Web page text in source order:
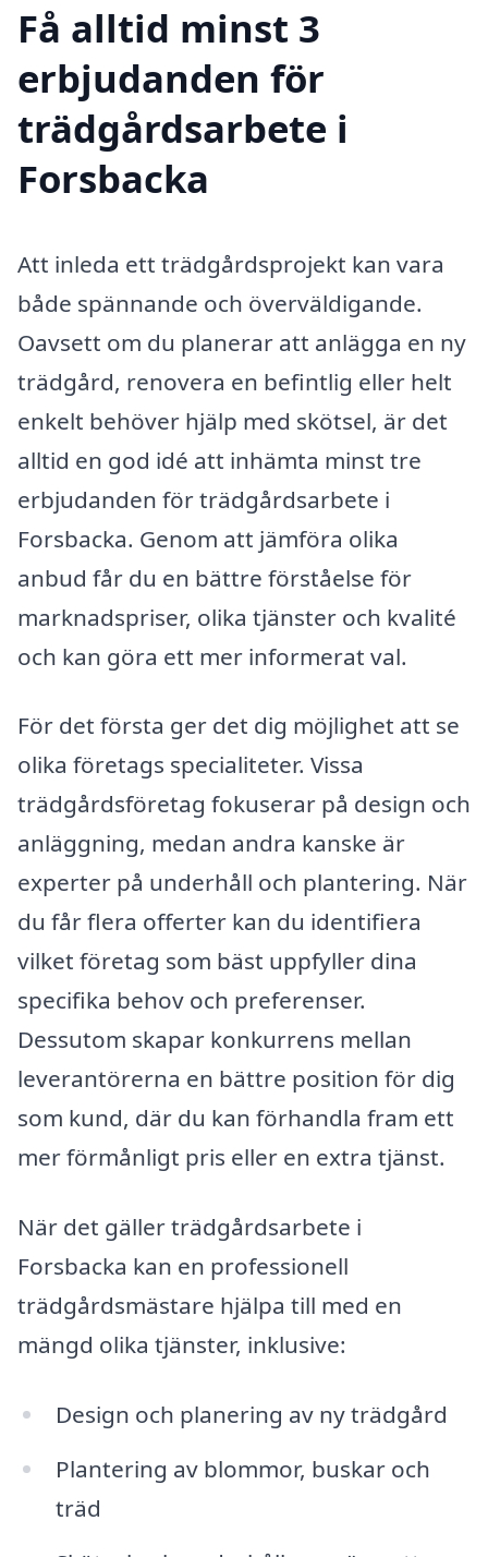
Få alltid minst 3
erbjudanden för
trädgårdsarbete i
Forsbacka
Att inleda ett trädgårdsprojekt kan vara
både spännande och överväldigande.
Oavsett om du planerar att anlägga en ny
trädgård, renovera en befintlig eller helt
enkelt behöver hjälp med skötsel, är det
alltid en god idé att inhämta minst tre
erbjudanden för trädgårdsarbete i
Forsbacka. Genom att jämföra olika
anbud får du en bättre förståelse för
marknadspriser, olika tjänster och kvalité
och kan göra ett mer informerat val.
För det första ger det dig möjlighet att se
olika företags specialiteter. Vissa
trädgårdsföretag fokuserar på design och
anläggning, medan andra kanske är
experter på underhåll och plantering. När
du får flera offerter kan du identifiera
vilket företag som bäst uppfyller dina
specifika behov och preferenser.
Dessutom skapar konkurrens mellan
leverantörerna en bättre position för dig
som kund, där du kan förhandla fram ett
mer förmånligt pris eller en extra tjänst.
När det gäller trädgårdsarbete i
Forsbacka kan en professionell
trädgårdsmästare hjälpa till med en
mängd olika tjänster, inklusive:
Design och planering av ny trädgård
Plantering av blommor, buskar och
träd